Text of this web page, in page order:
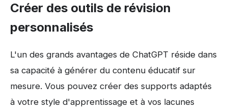
Créer des outils de révision
personnalisés
L'un des grands avantages de ChatGPT réside dans
sa capacité à générer du contenu éducatif sur
mesure. Vous pouvez créer des supports adaptés
à votre style d'apprentissage et à vos lacunes